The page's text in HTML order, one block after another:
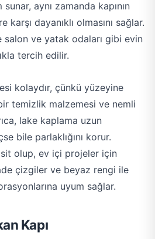
aynı zamanda kapının
dayanıklı olmasını sağlar.
salon ve yatak odaları gibi evin
tercih edilir.
kolaydır, çünkü yüzeyine
temizlik malzemesi ve nemli
lake kaplama uzun
bile parlaklığını korur.
olup, ev içi projeler için
çizgiler ve beyaz rengi ile
uyum sağlar​.
Kapı